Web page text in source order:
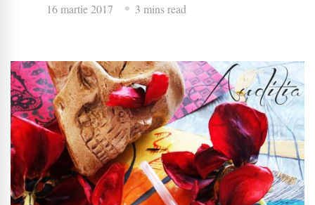
16 martie 2017 3 mins read